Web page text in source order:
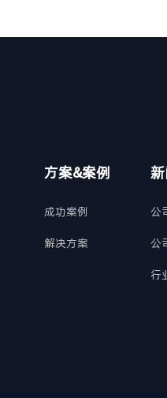
方案&案例
成功案例
解决方案
公
公
行